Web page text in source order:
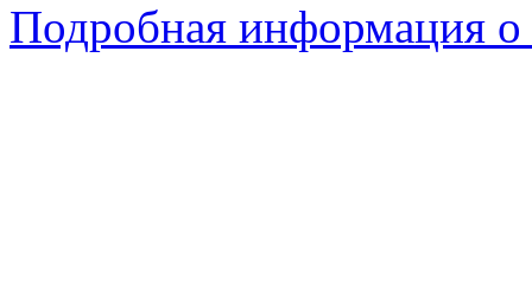
Подробная информация о